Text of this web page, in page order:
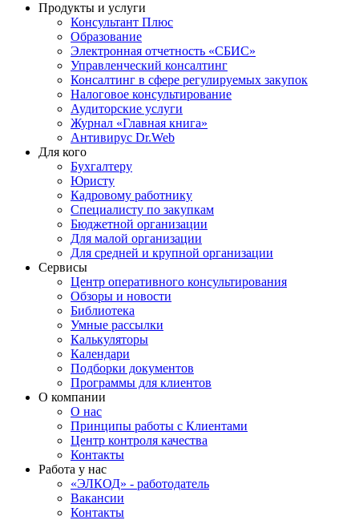
Продукты и услуги
Консультант Плюс
Образование
Электронная отчетность «СБИС»
Управленческий консалтинг
Консалтинг в сфере регулируемых закупок
Налоговое консультирование
Аудиторские услуги
Журнал «Главная книга»
Антивирус Dr.Web
Для кого
Бухгалтеру
Юристу
Кадровому работнику
Специалисту по закупкам
Бюджетной организации
Для малой организации
Для средней и крупной организации
Сервисы
Центр оперативного консультирования
Обзоры и новости
Библиотека
Умные рассылки
Калькуляторы
Календари
Подборки документов
Программы для клиентов
О компании
О нас
Принципы работы с Клиентами
Центр контроля качества
Контакты
Работа у нас
«ЭЛКОД» - работодатель
Вакансии
Контакты